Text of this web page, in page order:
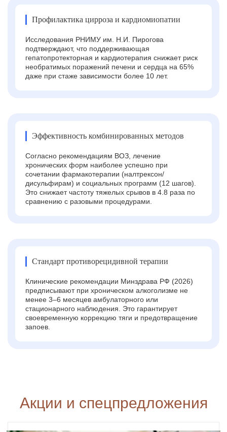
Профилактика цирроза и кардиомиопатии
Исследования РНИМУ им. Н.И. Пирогова
подтверждают, что поддерживающая
гепатопротекторная и кардиотерапия снижает риск
необратимых поражений печени и сердца на 65%
даже при стаже зависимости более 10 лет.
Эффективность комбинированных методов
Согласно рекомендациям ВОЗ, лечение
хронических форм наиболее успешно при
сочетании фармакотерапии (налтрексон/
дисульфирам) и социальных программ (12 шагов).
Это снижает частоту тяжелых срывов в 4.8 раза по
сравнению с разовыми процедурами.
Стандарт противорецидивной терапии
Клинические рекомендации Минздрава РФ (2026)
предписывают при хроническом алкоголизме не
менее 3–6 месяцев амбулаторного или
стационарного наблюдения. Это гарантирует
своевременную коррекцию тяги и предотвращение
запоев.
Акции и спецпредложения